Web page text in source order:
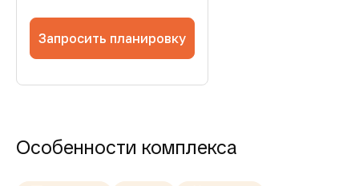
Запросить планировку
Особенности комплекса